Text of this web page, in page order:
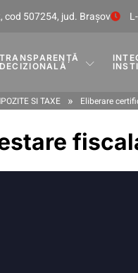
cod 507254, jud. Braşov
TRANSPARENȚĂ
DECIZIONALĂ
SI TAXE » Eliberare